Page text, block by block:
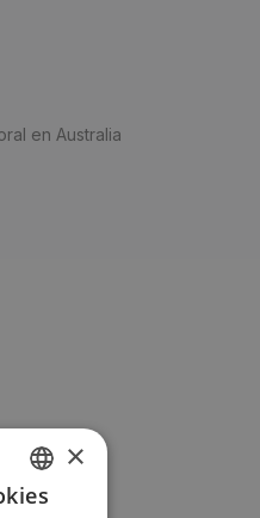
en Australia
SPANISH
×